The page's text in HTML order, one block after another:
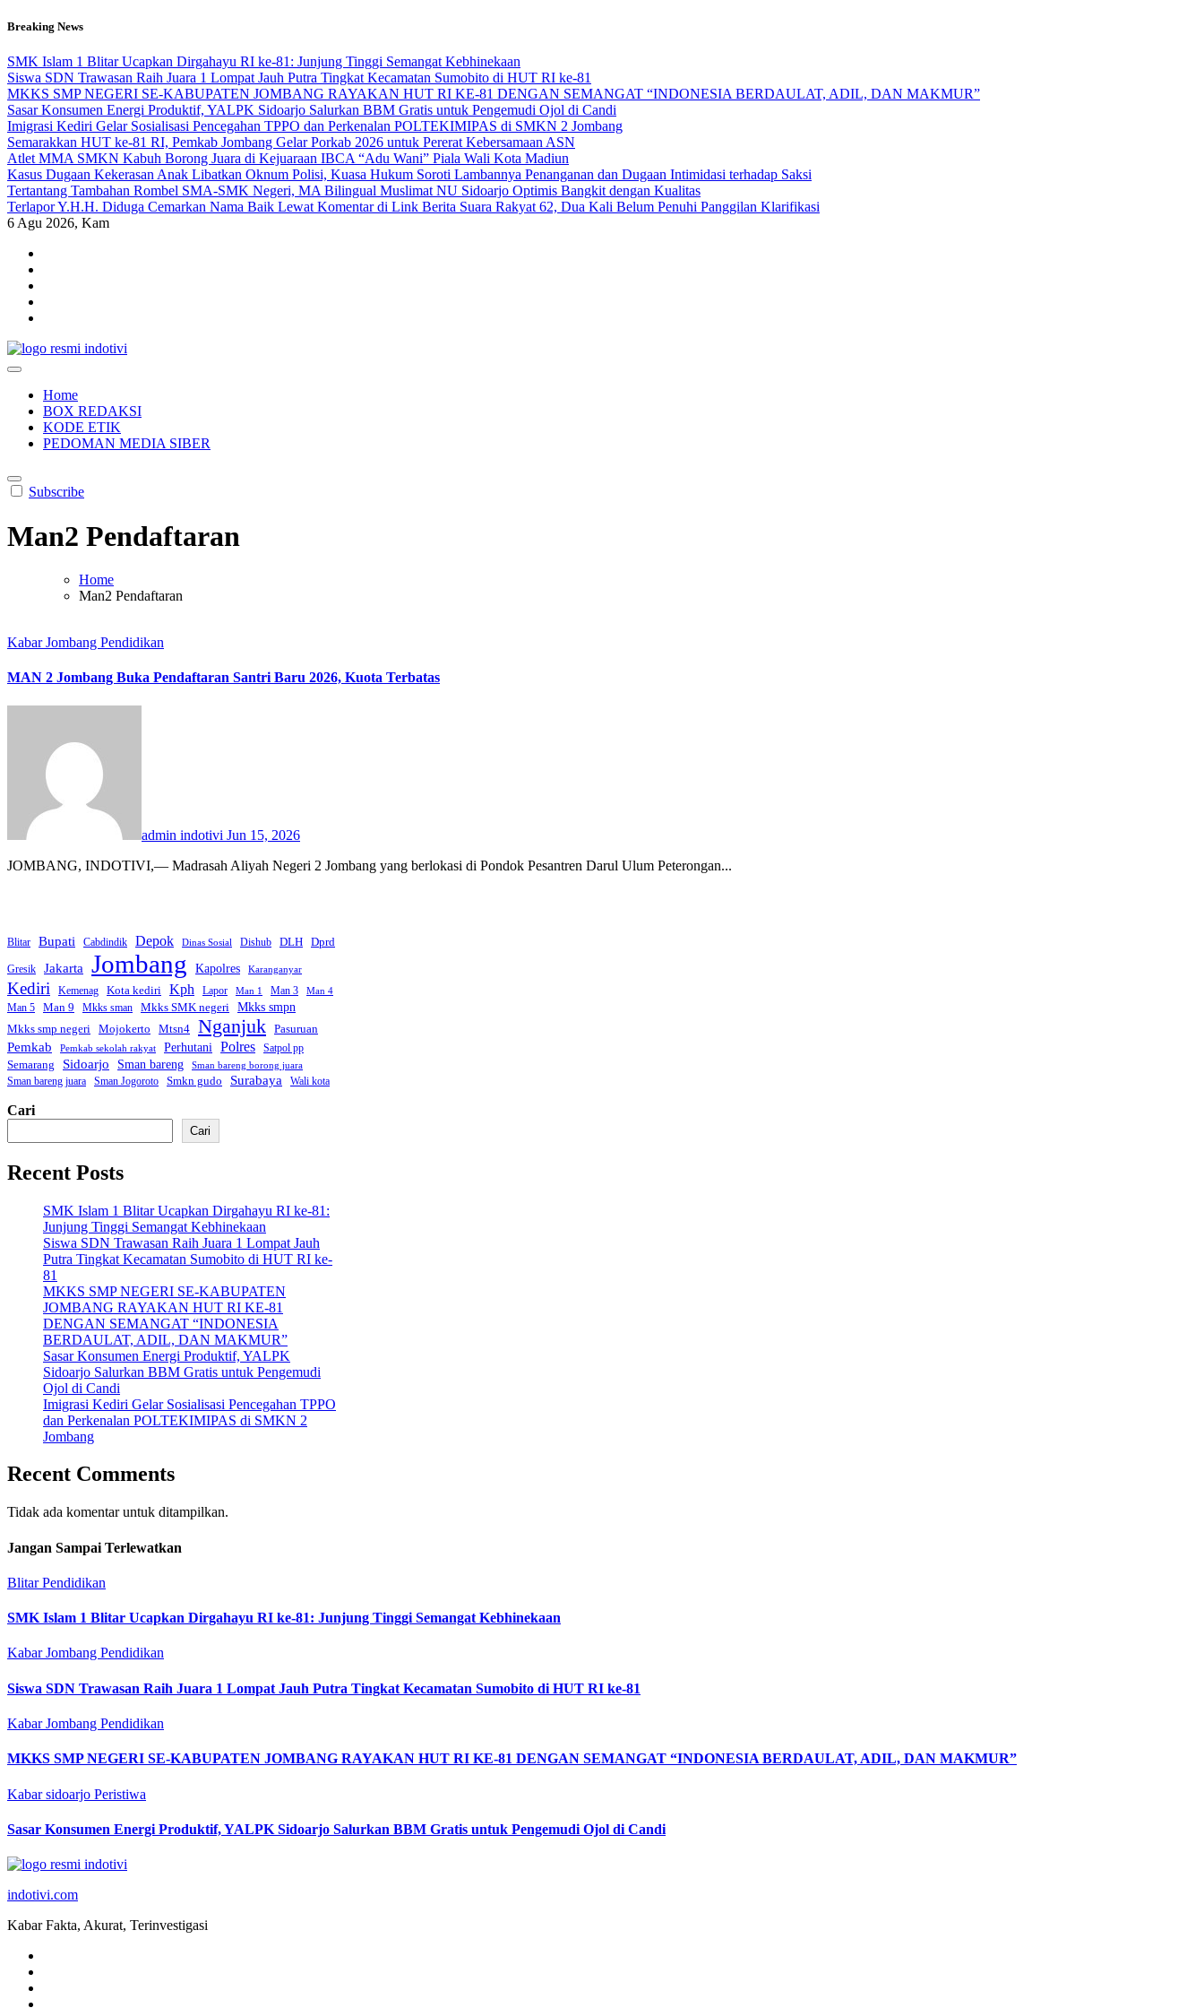
Skip
content
Breaking News
SMK Islam 1 Blitar Ucapkan Dirgahayu RI ke-81: Junjung Tinggi Semangat Kebhinekaan
Siswa SDN Trawasan Raih Juara 1 Lompat Jauh Putra Tingkat Kecamatan Sumobito di HUT RI ke-81
MKKS SMP NEGERI SE-KABUPATEN JOMBANG RAYAKAN HUT RI KE-81 DENGAN SEMANGAT “INDONESIA BERDAULAT, ADIL, DAN MAKMUR”
Sasar Konsumen Energi Produktif, YALPK Sidoarjo Salurkan BBM Gratis untuk Pengemudi Ojol di Candi
Imigrasi Kediri Gelar Sosialisasi Pencegahan TPPO dan Perkenalan POLTEKIMIPAS di SMKN 2 Jombang
Semarakkan HUT ke-81 RI, Pemkab Jombang Gelar Porkab 2026 untuk Pererat Kebersamaan ASN
Atlet MMA SMKN Kabuh Borong Juara di Kejuaraan IBCA “Adu Wani” Piala Wali Kota Madiun
Kasus Dugaan Kekerasan Anak Libatkan Oknum Polisi, Kuasa Hukum Soroti Lambannya Penanganan dan Dugaan Intimidasi terhadap Saksi
Tertantang Tambahan Rombel SMA-SMK Negeri, MA Bilingual Muslimat NU Sidoarjo Optimis Bangkit dengan Kualitas
Terlapor Y.H.H. Diduga Cemarkan Nama Baik Lewat Komentar di Link Berita Suara Rakyat 62, Dua Kali Belum Penuhi Panggilan Klarifikasi
6 Agu 2026, Kam
Home
BOX REDAKSI
KODE ETIK
PEDOMAN MEDIA SIBER
Subscribe
Man2 Pendaftaran
Home
Man2 Pendaftaran
Kabar Jombang Pendidikan
MAN 2 Jombang Buka Pendaftaran Santri Baru 2026, Kuota Terbatas
admin indotivi Jun 15, 2026
JOMBANG, INDOTIVI,— Madrasah Aliyah Negeri 2 Jombang yang berlokasi di Pondok Pesantren Darul Ulum Peterongan...
Blitar Bupati Cabdindik Depok Dinas Sosial Dishub DLH Dprd
Gresik Jakarta Jombang Kapolres Karanganyar
Kediri Kemenag Kota kediri Kph Lapor Man 1 Man 3 Man 4
Man 5 Man 9 Mkks sman Mkks SMK negeri
Mkks smpn
Mkks smp negeri
Mojokerto Mtsn4 Nganjuk Pasuruan
Pemkab Pemkab sekolah rakyat Perhutani Polres Satpol pp
Semarang Sidoarjo Sman bareng Sman bareng borong juara
Sman bareng juara Sman Jogoroto Smkn gudo Surabaya Wali kota
Cari
Cari
Recent Posts
SMK Islam 1 Blitar Ucapkan Dirgahayu RI ke-81:
Junjung Tinggi Semangat Kebhinekaan
Siswa SDN Trawasan Raih Juara 1 Lompat Jauh
Putra Tingkat Kecamatan Sumobito di HUT RI ke-
81
MKKS SMP NEGERI SE-KABUPATEN
JOMBANG RAYAKAN HUT RI KE-81
DENGAN SEMANGAT “INDONESIA
BERDAULAT, ADIL, DAN MAKMUR”
Sasar Konsumen Energi Produktif, YALPK
Sidoarjo Salurkan BBM Gratis untuk Pengemudi
Ojol di Candi
Imigrasi Kediri Gelar Sosialisasi Pencegahan TPPO
dan Perkenalan POLTEKIMIPAS di SMKN 2
Jombang
Recent Comments
Tidak ada komentar untuk ditampilkan.
Jangan Sampai Terlewatkan
BlitarPendidikan
SMK Islam 1 Blitar Ucapkan Dirgahayu RI ke-81: Junjung Tinggi Semangat Kebhinekaan
Kabar Jombang Pendidikan
Siswa SDN Trawasan Raih Juara 1 Lompat Jauh Putra Tingkat Kecamatan Sumobito di HUT RI ke-81
Kabar Jombang Pendidikan
MKKS SMP NEGERI SE-KABUPATEN JOMBANG RAYAKAN HUT RI KE-81 DENGAN SEMANGAT “INDONESIA BERDAULAT, ADIL, DAN MAKMUR”
Kabar sidoarjo Peristiwa
Sasar Konsumen Energi Produktif, YALPK Sidoarjo Salurkan BBM Gratis untuk Pengemudi Ojol di Candi
indotivi.com
Kabar Fakta, Akurat, Terinvestigasi